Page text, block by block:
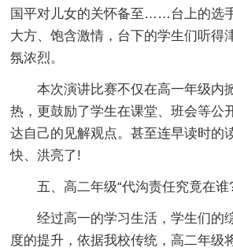
国平对儿女的关怀备至……台上的选
大方、饱含激情，台下的学生们听得
氛浓烈。
本次演讲比赛不仅在高一年级内
热，更鼓励了学生在课堂、班会等公
达自己的见解观点。甚至连早读时的
快、洪亮了!
五、高二年级“代沟责任究竟在谁
经过高一的学习生活，学生们的
度的提升，依据我校传统，高二年级